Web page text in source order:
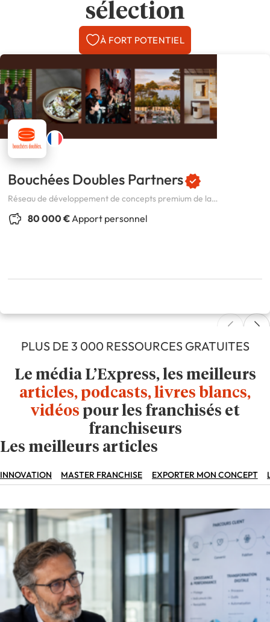
sélection
À FORT POTENTIEL
Bouchées Doubles Partners
Réseau de développement de concepts premium de la
80 000 €Apport personnel
Le média L’Express, les meilleurs
articles, podcasts, livres blancs,
vidéos pour les franchisés et
franchiseurs
PLUS DE 3 000 RESSOURCES GRATUITES
Les meilleurs articles
INNOVATION MASTER FRANCHISE EXPORTER MON CONCEPT